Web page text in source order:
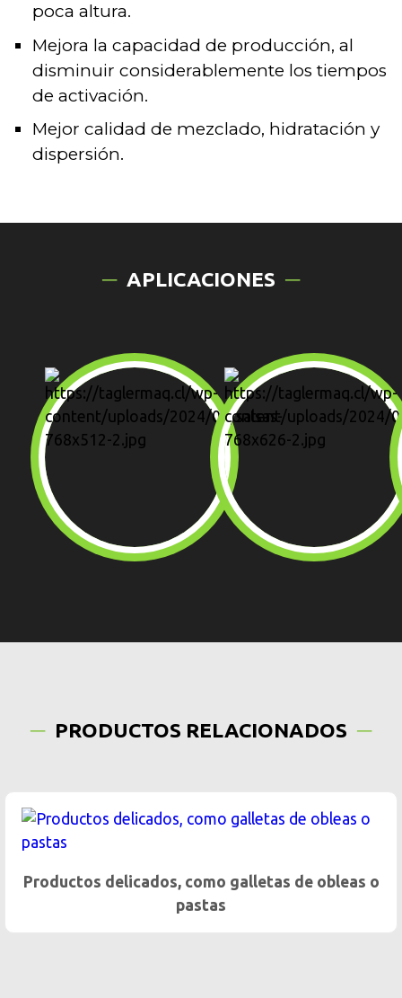
poca altura.
Mejora la capacidad de producción, al
disminuir considerablemente los tiempos
de activación.
Mejor calidad de mezclado, hidratación y
dispersión.
APLICACIONES
PRODUCTOS RELACIONADOS